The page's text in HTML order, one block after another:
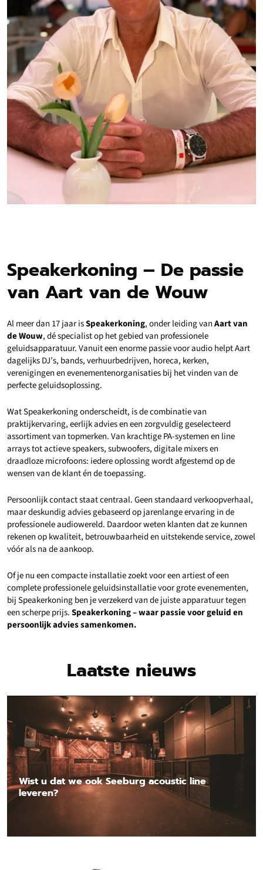
Speakerkoning – De passie
van Aart van de Wouw
Al meer dan 17 jaar isSpeakerkoning, onder leiding vanAart van
de Wouw, dé specialist op het gebied van professionele
geluidsapparatuur. Vanuit een enorme passie voor audio helpt Aart
dagelijks DJ’s, bands, verhuurbedrijven, horeca, kerken,
verenigingen en evenementenorganisaties bij het vinden van de
perfecte geluidsoplossing.
Wat Speakerkoning onderscheidt, is de combinatie van
praktijkervaring, eerlijk advies en een zorgvuldig geselecteerd
assortiment van topmerken. Van krachtige PA-systemen en line
arrays tot actieve speakers, subwoofers, digitale mixers en
draadloze microfoons: iedere oplossing wordt afgestemd op de
wensen van de klant én de toepassing.
Persoonlijk contact staat centraal. Geen standaard verkoopverhaal,
maar deskundig advies gebaseerd op jarenlange ervaring in de
professionele audiowereld. Daardoor weten klanten dat ze kunnen
rekenen op kwaliteit, betrouwbaarheid en uitstekende service, zowel
vóór als na de aankoop.
Of je nu een compacte installatie zoekt voor een artiest of een
complete professionele geluidsinstallatie voor grote evenementen,
bij Speakerkoning ben je verzekerd van de juiste apparatuur tegen
een scherpe prijs.Speakerkoning – waar passie voor geluid en
persoonlijk advies samenkomen.
Laatste nieuws
Wist u dat we ook Seeburg acoustic line
leveren?